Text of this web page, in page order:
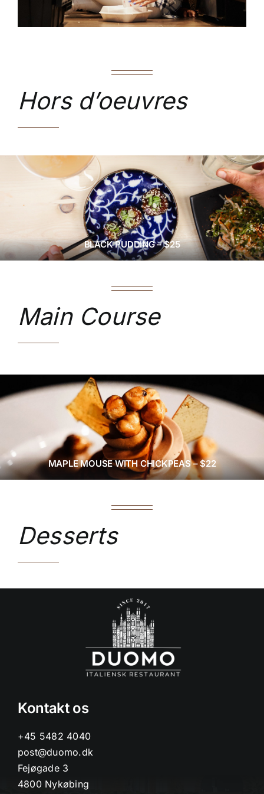
KONTAKT OS
Hors d’oeuvres
BLACK PUDDING – $25
Main Course
MAPLE MOUSE WITH CHICKPEAS – $22
Desserts
Kontakt os
+45 5482 4040
post@duomo.dk
Fejøgade 3
4800 Nykøbing